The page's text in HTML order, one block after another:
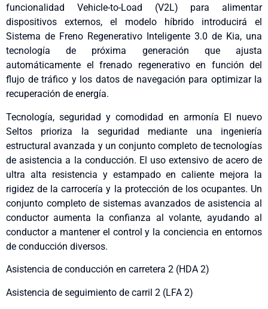
funcionalidad Vehicle-to-Load (V2L) para alimentar
dispositivos externos, el modelo híbrido introducirá el
Sistema de Freno Regenerativo Inteligente 3.0 de Kia, una
tecnología de próxima generación que ajusta
automáticamente el frenado regenerativo en función del
flujo de tráfico y los datos de navegación para optimizar la
recuperación de energía.
Tecnología, seguridad y comodidad en armonía El nuevo
Seltos prioriza la seguridad mediante una ingeniería
estructural avanzada y un conjunto completo de tecnologías
de asistencia a la conducción. El uso extensivo de acero de
ultra alta resistencia y estampado en caliente mejora la
rigidez de la carrocería y la protección de los ocupantes. Un
conjunto completo de sistemas avanzados de asistencia al
conductor aumenta la confianza al volante, ayudando al
conductor a mantener el control y la conciencia en entornos
de conducción diversos.
Asistencia de conducción en carretera 2 (HDA 2)
Asistencia de seguimiento de carril 2 (LFA 2)